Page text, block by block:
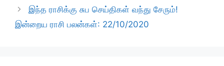
இந்த ராசிக்கு சுப செய்திகள் வந்து சேரும்!
இன்றைய ராசி பலன்கள்: 22/10/2020